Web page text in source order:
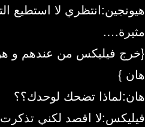
هيونجين:انتظري لا استطيع
مثيرة….
{خرج فيليكس من عندهم و
هان }
هان:لماذا تضحك لوحدك؟؟
فيليكس:لا اقصد لكني